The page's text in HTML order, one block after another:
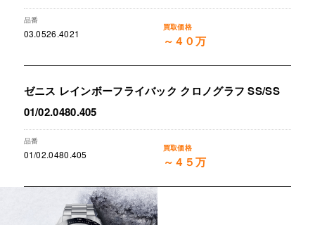
03.0526.4021 ～４０万
ゼニス レインボーフライバック クロノグラフ SS/SS
01/02.0480.405
01/02.0480.405 ～４５万